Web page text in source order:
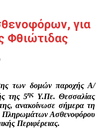
για
Φθιώτιδας
των δομών παροχής Α/
της 5ης Υ.Πε. Θεσσαλίας
ανακοίνωσε σήμερα τη
Πληρωμάτων Ασθενοφόρου
Περιφέρειας.